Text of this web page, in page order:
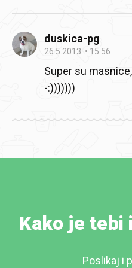
duskica-pg
26.5.2013. 15:56
Super su
-:)))))))
Kako je tebi
Poslikaj i